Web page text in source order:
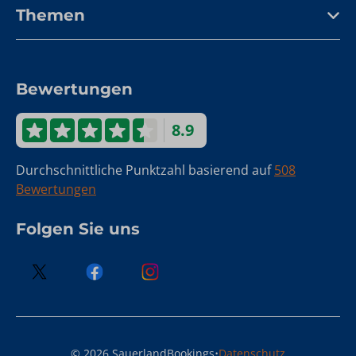
Themen
Bewertungen
8.9
Durchschnittliche Punktzahl basierend auf508
Bewertungen
Folgen Sie uns